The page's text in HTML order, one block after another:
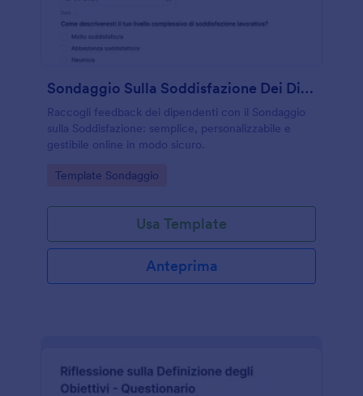
Sondaggio Sulla Soddisfazione Dei Dipendenti
Raccogli feedback dei dipendenti con il Sondaggio
sulla Soddisfazione: semplice, personalizzabile e
gestibile online in modo sicuro.
Go to Category:
Template Sondaggio
Usa Template
Anteprima